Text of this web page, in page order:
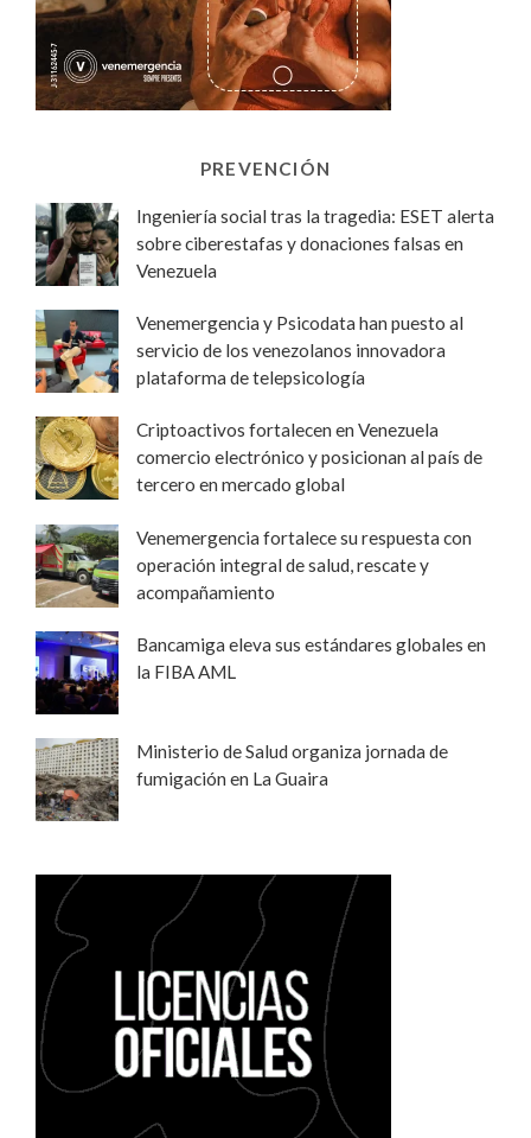
PREVENCIÓN
Ingeniería social tras la tragedia: ESET alerta
sobre ciberestafas y donaciones falsas en
Venezuela
Venemergencia y Psicodata han puesto al
servicio de los venezolanos innovadora
plataforma de telepsicología
Criptoactivos fortalecen en Venezuela
comercio electrónico y posicionan al país de
tercero en mercado global
Venemergencia fortalece su respuesta con
operación integral de salud, rescate y
acompañamiento
Bancamiga eleva sus estándares globales en
la FIBA AML
Ministerio de Salud organiza jornada de
fumigación en La Guaira